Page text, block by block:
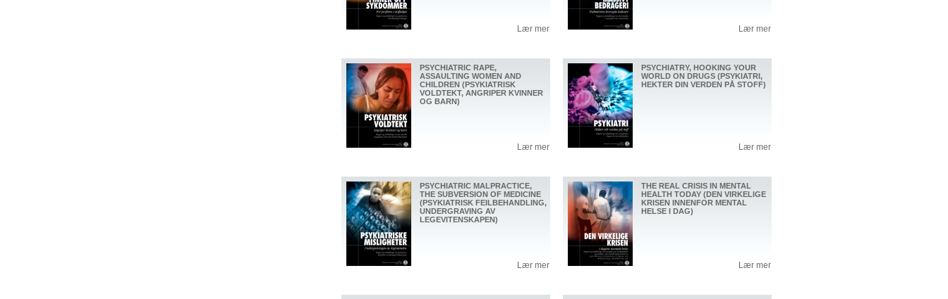
Lær mer Lær mer
PSYCHIATRIC RAPE,
ASSAULTING WOMEN AND
CHILDREN (PSYKIATRISK
VOLDTEKT, ANGRIPER KVINNER
OG BARN)
Lær mer
PSYCHIATRY, HOOKING YOUR
WORLD ON DRUGS (PSYKIATRI,
HEKTER DIN VERDEN PÅ STOFF)
Lær mer
PSYCHIATRIC MALPRACTICE,
THE SUBVERSION OF MEDICINE
(PSYKIATRISK FEILBEHANDLING,
UNDERGRAVING AV
LEGEVITENSKAPEN)
Lær mer
THE REAL CRISIS IN MENTAL
HEALTH TODAY (DEN VIRKELIGE
KRISEN INNENFOR MENTAL
HELSE I DAG)
Lær mer